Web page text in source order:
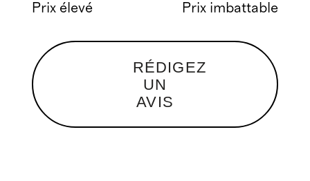
Prix élevé Prix imbattable
RÉDIGEZ
UN
AVIS